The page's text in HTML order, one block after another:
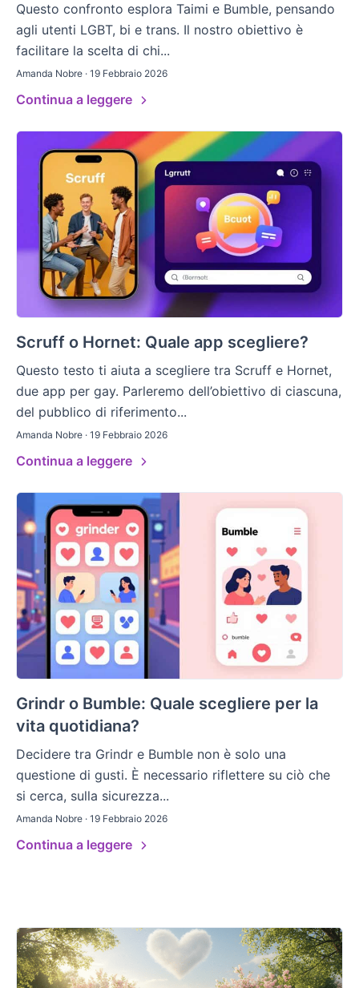
Questo confronto esplora Taimi e Bumble, pensando
agli utenti LGBT, bi e trans. Il nostro obiettivo è
facilitare la scelta di chi...
Amanda Nobre · 19 Febbraio 2026
Continua a leggere
Scruff o Hornet: Quale app scegliere?
Questo testo ti aiuta a scegliere tra Scruff e Hornet,
due app per gay. Parleremo dell’obiettivo di ciascuna,
del pubblico di riferimento...
Amanda Nobre · 19 Febbraio 2026
Continua a leggere
Grindr o Bumble: Quale scegliere per la
vita quotidiana?
Decidere tra Grindr e Bumble non è solo una
questione di gusti. È necessario riflettere su ciò che
si cerca, sulla sicurezza...
Amanda Nobre · 19 Febbraio 2026
Continua a leggere